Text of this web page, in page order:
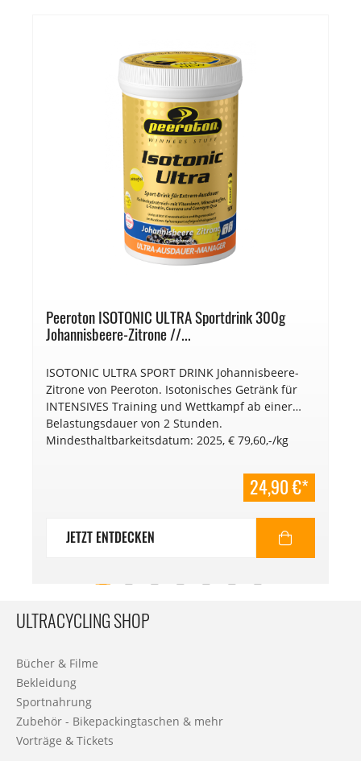
Peeroton ISOTONIC ULTRA Sportdrink 300g
Johannisbeere-Zitrone //...
ISOTONIC ULTRA SPORT DRINK Johannisbeere-
Zitrone von Peeroton. Isotonisches Getränk für
INTENSIVES Training und Wettkampf ab einer
Belastungsdauer von 2 Stunden.
Mindesthaltbarkeitsdatum: 2025, € 79,60,-/kg
24,90 €*
JETZT ENTDECKEN
ULTRACYCLING SHOP
Bücher & Filme
Bekleidung
Sportnahrung
Zubehör - Bikepackingtaschen & mehr
Vorträge & Tickets